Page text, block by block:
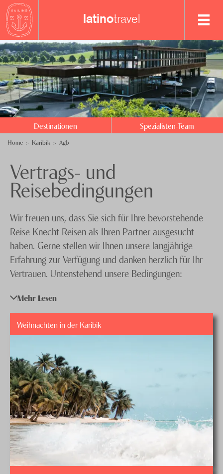
latinotravel
Destinationen
Aruba
Bonaire
Curaçao
Dominikanische Rep.
Kuba
St. Barth
Spezialisten-Team
+41 62 834 71 21
Anfrage senden
Über uns
Events
Nachhaltigkeit
Datenschutz
Knecht Gruppe
AGB
Impressum
Destinationen Spezialisten-Team
Home Karibik Agb
Vertrags- und
Reisebedingungen
Wir freuen uns, dass Sie sich für Ihre bevorstehende
Reise Knecht Reisen als Ihren Partner ausgesucht
haben. Gerne stellen wir Ihnen unsere langjährige
Erfahrung zur Verfügung und danken herzlich für Ihr
Vertrauen. Untenstehend unsere Bedingungen:
Reisebedingungen knecht reisen ag
Conditions génerales knecht reisen ag
(français)
Annullationskostenreglement
Gebührenreglement
Frais de réservation et de traitement
Mehr Lesen
Weihnachten in der Karibik